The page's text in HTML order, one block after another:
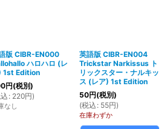
版 CIBR-EN000
ハロハロ (レ
1st Edition
円(税別)
: 220円)
なし
英語版 CIBR-EN004
Trickstar Narkissus ト
リックスター・ナルキッ
ス (レア) 1st Edition
50円(税別)
(税込 : 55円)
在庫わずか